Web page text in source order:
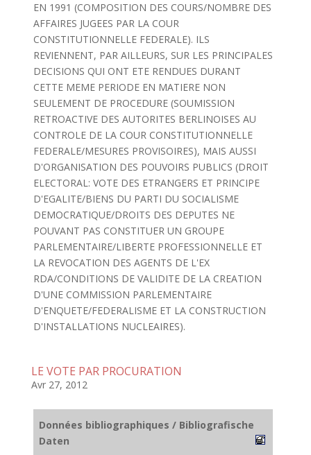
EN 1991 (COMPOSITION DES COURS/NOMBRE DES
AFFAIRES JUGEES PAR LA COUR
CONSTITUTIONNELLE FEDERALE). ILS
REVIENNENT, PAR AILLEURS, SUR LES PRINCIPALES
DECISIONS QUI ONT ETE RENDUES DURANT
CETTE MEME PERIODE EN MATIERE NON
SEULEMENT DE PROCEDURE (SOUMISSION
RETROACTIVE DES AUTORITES BERLINOISES AU
CONTROLE DE LA COUR CONSTITUTIONNELLE
FEDERALE/MESURES PROVISOIRES), MAIS AUSSI
D'ORGANISATION DES POUVOIRS PUBLICS (DROIT
ELECTORAL: VOTE DES ETRANGERS ET PRINCIPE
D'EGALITE/BIENS DU PARTI DU SOCIALISME
DEMOCRATIQUE/DROITS DES DEPUTES NE
POUVANT PAS CONSTITUER UN GROUPE
PARLEMENTAIRE/LIBERTE PROFESSIONNELLE ET
LA REVOCATION DES AGENTS DE L'EX
RDA/CONDITIONS DE VALIDITE DE LA CREATION
D'UNE COMMISSION PARLEMENTAIRE
D'ENQUETE/FEDERALISME ET LA CONSTRUCTION
D'INSTALLATIONS NUCLEAIRES).
LE VOTE PAR PROCURATION
Avr 27, 2012
Données bibliographiques / Bibliografische
Daten